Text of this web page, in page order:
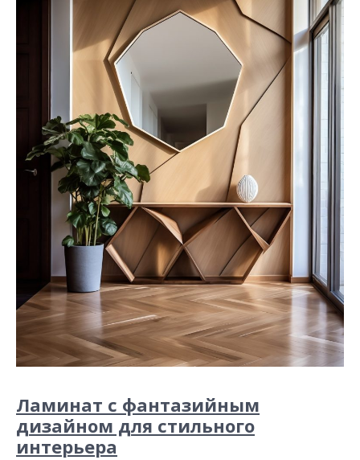
Ламинат с фантазийным
дизайном для стильного
интерьера